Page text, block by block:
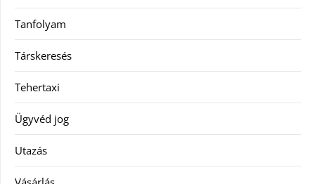
Tanfolyam
Társkeresés
Tehertaxi
Ügyvéd jog
Utazás